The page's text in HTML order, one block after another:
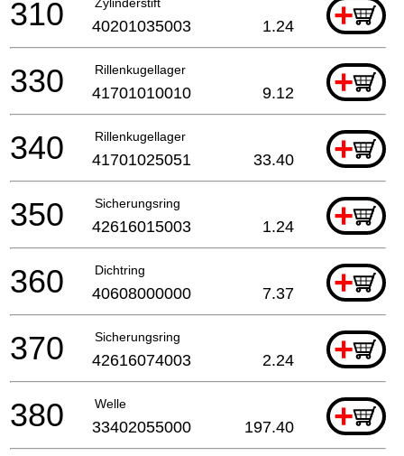
+
310 40201035003 1.24
Rillenkugellager +
330 41701010010 9.12
Rillenkugellager +
340 41701025051 33.40
Sicherungsring +
350 42616015003 1.24
Dichtring +
360 40608000000 7.37
Sicherungsring +
370 42616074003 2.24
Welle +
380 33402055000 197.40